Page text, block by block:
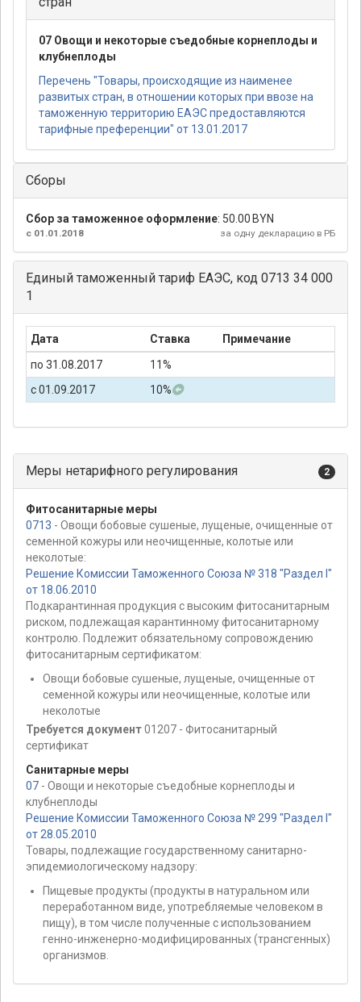
07 Овощи и некоторые съедобные корнеплоды и
клубнеплоды
Перечень "Товары, происходящие из наименее
развитых стран, в отношении которых при ввозе на
таможенную территорию ЕАЭС предоставляются
тарифные преференции" от 13.01.2017
Сборы
Сбор за таможенное оформление: 50.00 BYN
за одну декларацию в РБ
с 01.01.2018
Единый таможенный тариф ЕАЭС, код 0713 34 000
1
Дата Ставка
Примечание
по 31.08.2017
11%
с 01.09.2017
10%
Меры нетарифного регулирования 2
Фитосанитарные меры
0713 - Овощи бобовые сушеные, лущеные, очищенные от
семенной кожуры или неочищенные, колотые или
неколотые:
Решение Комиссии Таможенного Союза № 318 "Раздел I"
от 18.06.2010
Подкарантинная продукция с высоким фитосанитарным
риском, подлежащая карантинному фитосанитарному
контролю. Подлежит обязательному сопровождению
фитосанитарным сертификатом:
Овощи бобовые сушеные, лущеные, очищенные от
семенной кожуры или неочищенные, колотые или
неколотые
Требуется документ01207 - Фитосанитарный
сертификат
Санитарные меры
07 - Овощи и некоторые съедобные корнеплоды и
клубнеплоды
Решение Комиссии Таможенного Союза № 299 "Раздел I"
от 28.05.2010
Товары, подлежащие государственному санитарно-
эпидемиологическому надзору:
Пищевые продукты (продукты в натуральном или
переработанном виде, употребляемые человеком в
пищу), в том числе полученные с использованием
генно-инженерно-модифицированных (трансгенных)
организмов.